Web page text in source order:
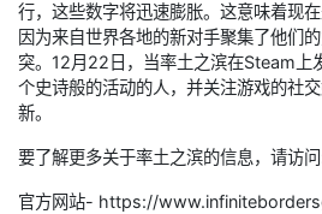
行，这些数字将迅速膨胀。这意味着现在
因为来自世界各地的新对手聚集了他们
突。12月22日，当率土之滨在Steam上
个史诗般的活动的人，并关注游戏的社
新。
要了解更多关于率土之滨的信息，请访
官方网站- https://